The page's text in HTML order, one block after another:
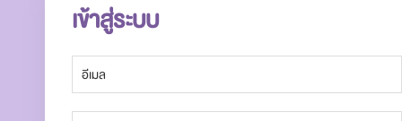
เข้าสู่ระบบ